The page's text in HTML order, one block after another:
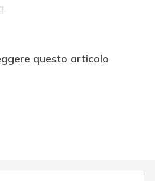
questo articolo